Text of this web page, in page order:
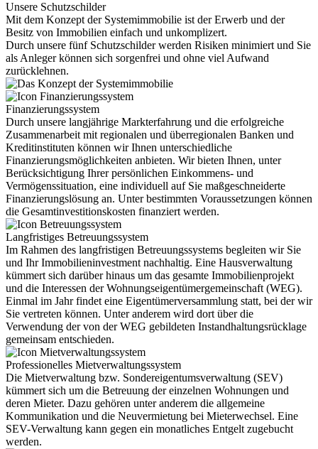
Unsere Schutzschilder
Mit dem Konzept der Systemimmobilie ist der Erwerb und der
Besitz von Immobilien einfach und unkomplizert.
Durch unsere fünf Schutzschilder werden Risiken minimiert und Sie
als Anleger können sich sorgenfrei und ohne viel Aufwand
zurücklehnen.
Finanzierungssystem
Durch unsere langjährige Markterfahrung und die erfolgreiche
Zusammenarbeit mit regionalen und überregionalen Banken und
Kreditinstituten können wir Ihnen unterschiedliche
Finanzierungsmöglichkeiten anbieten. Wir bieten Ihnen, unter
Berücksichtigung Ihrer persönlichen Einkommens- und
Vermögenssituation, eine individuell auf Sie maßgeschneiderte
Finanzierungslösung an. Unter bestimmten Voraussetzungen können
die Gesamtinvestitionskosten finanziert werden.
Langfristiges Betreuungssystem
Im Rahmen des langfristigen Betreuungssystems begleiten wir Sie
und Ihr Immobilieninvestment nachhaltig. Eine Hausverwaltung
kümmert sich darüber hinaus um das gesamte Immobilienprojekt
und die Interessen der Wohnungseigentümergemeinschaft (WEG).
Einmal im Jahr findet eine Eigentümerversammlung statt, bei der wir
Sie vertreten können. Unter anderem wird dort über die
Verwendung der von der WEG gebildeten Instandhaltungsrücklage
gemeinsam entschieden.
Professionelles Mietverwaltungssystem
Die Mietverwaltung bzw. Sondereigentumsverwaltung (SEV)
kümmert sich um die Betreuung der einzelnen Wohnungen und
deren Mieter. Dazu gehören unter anderem die allgemeine
Kommunikation und die Neuvermietung bei Mieterwechsel. Eine
SEV-Verwaltung kann gegen ein monatliches Entgelt zugebucht
werden.